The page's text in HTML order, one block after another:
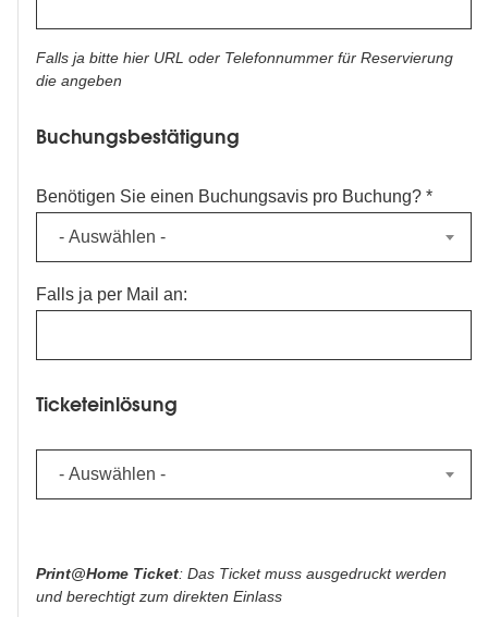
Falls ja bitte hier URL oder Telefonnummer für Reservierung
die angeben
Buchungsbestätigung
Benötigen Sie einen Buchungsavis pro Buchung?
- Auswählen -
Falls ja per Mail an:
Ticketeinlösung
Ticketeinlösung
- Auswählen -
Print@Home Ticket: Das Ticket muss ausgedruckt werden
und berechtigt zum direkten Einlass